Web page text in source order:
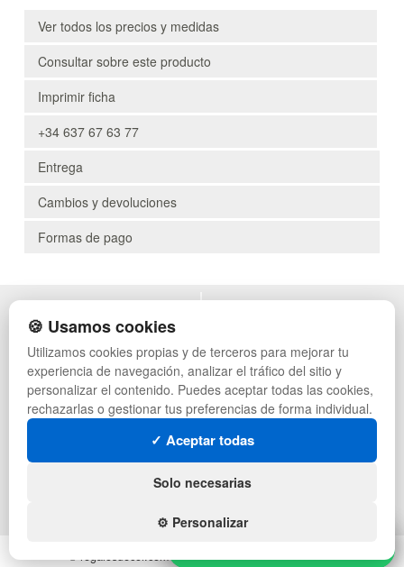
Ver todos los precios y medidas
Consultar sobre este producto
Imprimir ficha
+34 637 67 63 77
Entrega
Cambios y devoluciones
Formas de pago
POLÍTICA DE PRIVACIDAD
CONDICIONES DE USO
CAMBIOS Y DEVOLUCIONES
CONTACTO
QUIENES SOMOS
MAPA WEB
PREGUNTAS FRECUENTES
SÍGUENOS:
MUEBLES VINTAGE
MUEBLES HOSTELERÍA
SUMINISTROS HOSTELERÍA
TIENDA DE DEPORTES
LOTES DE NAVIDAD
GESTIÓN DE RESIDUOS
© regalosdecor.com - Todos los derechos reservados
🍪 Usamos cookies
Utilizamos cookies propias y de terceros para mejorar tu
experiencia de navegación, analizar el tráfico del sitio y
personalizar el contenido. Puedes aceptar todas las cookies,
rechazarlas o gestionar tus preferencias de forma individual.
✓ Aceptar todas
Solo necesarias
⚙️ Personalizar